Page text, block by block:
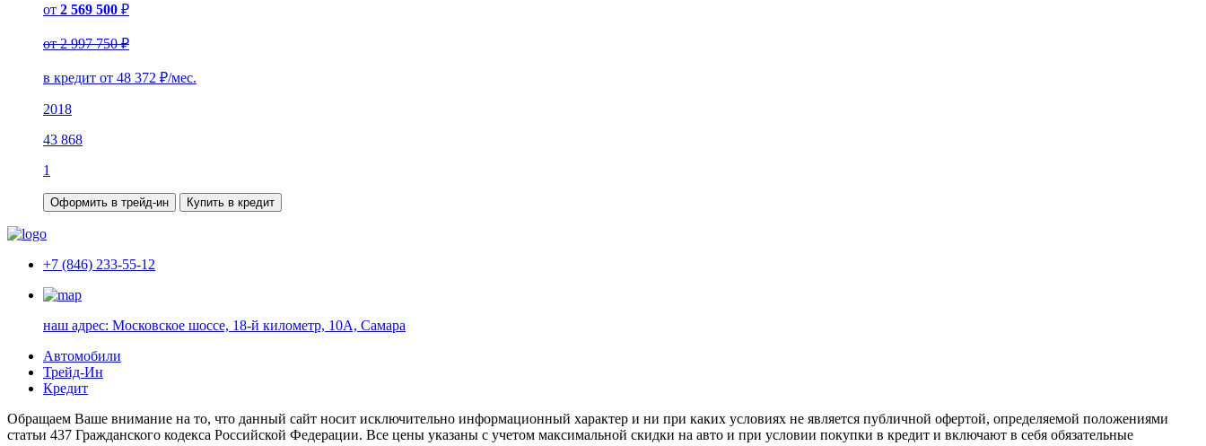
от 2 569 500 ₽
от 2 997 750 ₽
в кредит от 48 372 ₽/мес.
2018
43 868
1
Оформить в трейд-ин Купить в кредит
+7 (846) 233-55-12
наш адрес: Московское шоссе, 18-й километр, 10А, Самара
Автомобили
Трейд-Ин
Кредит
Обращаем Ваше внимание на то, что данный сайт носит исключительно информационный характер и ни при каких условиях не является публичной офертой, определяемой положениями
статьи 437 Гражданского кодекса Российской Федерации. Все цены указаны с учетом максимальной скидки на авто и при условии покупки в кредит и включают в себя обязательные